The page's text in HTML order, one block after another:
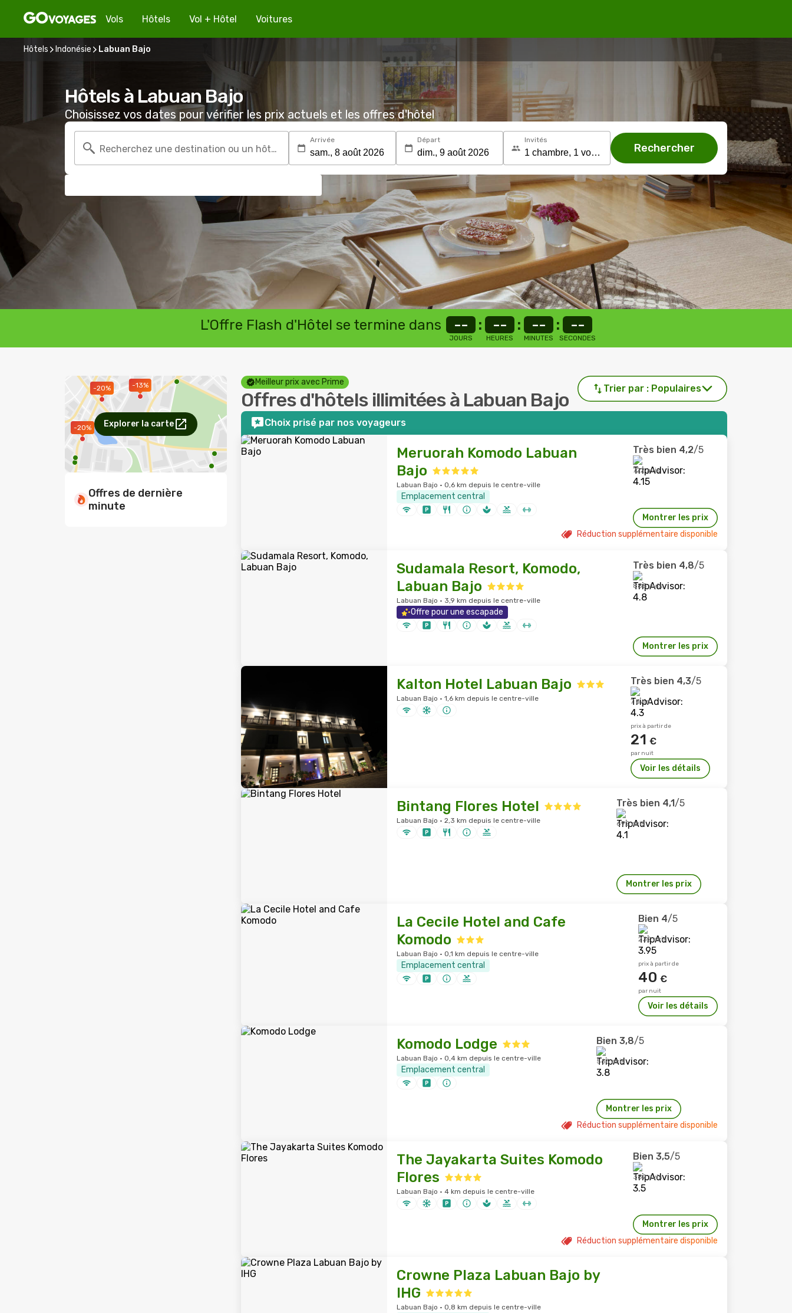
Vols Hôtels Vol + Hôtel Voitures
Hôtels Indonésie Labuan Bajo
Hôtels à Labuan Bajo
Choisissez vos dates pour vérifier les prix actuels et les offres d'hôtel
Recherchez une destination ou un hôtel
Arrivée Départ Invités
Rechercher
L'Offre Flash d'Hôtel se termine dans --
JOURS
: --
HEURES
: --
MINUTES
: --
SECONDES
-20%
-20% -13%
Explorer la carte
Offres de dernière
minute
Meilleur prix avec Prime
Offres d'hôtels illimitées à Labuan Bajo
Trier par : Populaires
Choix prisé par nos voyageurs
Meruorah Komodo Labuan
Bajo
Labuan Bajo · 0,6 km depuis le centre-ville
Emplacement central
Très bien 4,2/5
722 avis
Montrer les prix
Réduction supplémentaire disponible
Sudamala Resort, Komodo,
Labuan Bajo
Labuan Bajo · 3,9 km depuis le centre-ville
Offre pour une escapade
Très bien 4,8/5
885 avis
Montrer les prix
Kalton Hotel Labuan Bajo
Labuan Bajo · 1,6 km depuis le centre-ville
Très bien 4,3/5
7 avis
prix à partir de
21 €
par nuit
Voir les détails
Bintang Flores Hotel
Labuan Bajo · 2,3 km depuis le centre-ville
Très bien 4,1/5
692 avis
Montrer les prix
La Cecile Hotel and Cafe
Komodo
Labuan Bajo · 0,1 km depuis le centre-ville
Emplacement central
Bien 4/5
232 avis
prix à partir de
40 €
par nuit
Voir les détails
Komodo Lodge
Labuan Bajo · 0,4 km depuis le centre-ville
Emplacement central
Bien 3,8/5
566 avis
Montrer les prix
Réduction supplémentaire disponible
The Jayakarta Suites Komodo
Flores
Labuan Bajo · 4 km depuis le centre-ville
Bien 3,5/5
382 avis
Montrer les prix
Réduction supplémentaire disponible
Crowne Plaza Labuan Bajo by
IHG
Labuan Bajo · 0,8 km depuis le centre-ville